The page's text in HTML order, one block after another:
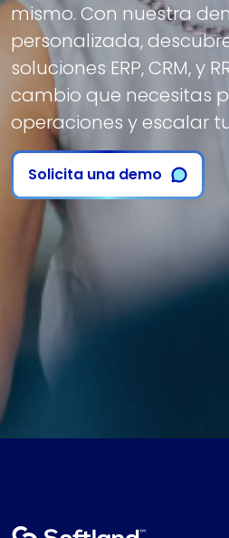
mismo. Con nuestra
personalizada,
soluciones ERP, CRM, y
cambio que necesitas
operaciones y escalar
Solicita una demo